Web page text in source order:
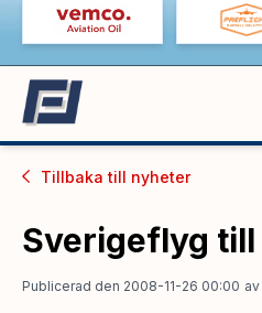
Tillbaka till nyheter
Sverigeflyg
Publicerad den 2008-11-26 00:00 av